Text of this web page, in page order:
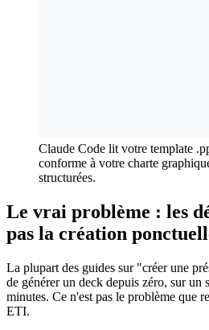
Claude Code lit votre template
conforme à votre charte
structurées.
Le vrai problème : les
pas la création
La plupart des guides sur "créer une
de générer un deck depuis zéro, sur un
minutes. Ce n'est pas le problème que
ETI.